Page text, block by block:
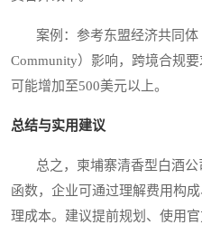
案例：参考东盟经济共同体
Community）影响，跨境合规
可能增加至500美元以上。
总结与实用建议
总之，柬埔寨清香型白酒公
函数，企业可通过理解费用构
理成本。建议提前规划、使用